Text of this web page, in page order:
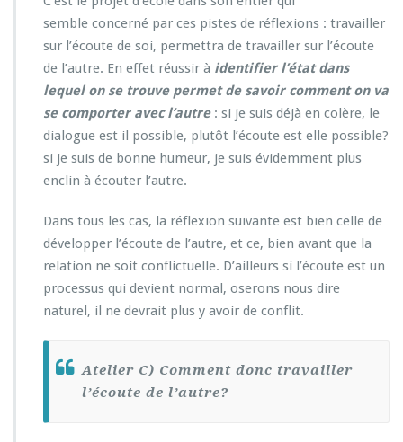
semble concerné par ces pistes de réflexions : travailler
sur l’écoute de soi, permettra de travailler sur l’écoute
de l’autre. En effet réussir à identifier l’état dans
lequel on se trouve permet de savoir comment on va
se comporter avec l’autre : si je suis déjà en colère, le
dialogue est il possible, plutôt l’écoute est elle possible?
si je suis de bonne humeur, je suis évidemment plus
enclin à écouter l’autre.
Dans tous les cas, la réflexion suivante est bien celle de
développer l’écoute de l’autre, et ce, bien avant que la
relation ne soit conflictuelle. D’ailleurs si l’écoute est un
processus qui devient normal, oserons nous dire
naturel, il ne devrait plus y avoir de conflit.
Atelier C) Comment donc travailler
l’écoute de l’autre?